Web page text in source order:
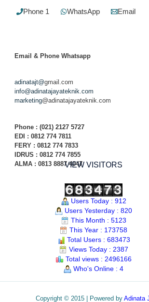
Phone 1 WhatsApp Email
Email & Phone Whatsapp
adinatajt@gmail.com
info@adinatajayateknik.com
marketing@adinatajayateknik.com
Phone : (021) 2127 5727
EDI : 0812 774 7811
FERY : 0812 774 7833
IDRUS : 0812 774 7855
ALMA : 0813 8887 4047VIEW VISITORS
Users Today : 912
Users Yesterday : 820
This Month : 5123
This Year : 173758
Total Users : 683473
Views Today : 2387
Total views : 2496166
Who's Online : 4
Copyright © 2015 | Powered by Adinata